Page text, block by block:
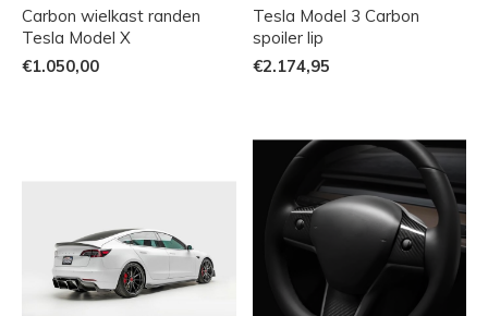
Carbon wielkast randen
Tesla Model X
€1.050,00
Tesla Model 3 Carbon
spoiler lip
€2.174,95